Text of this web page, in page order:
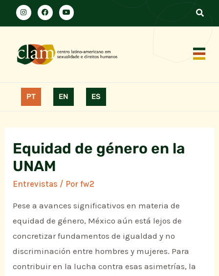
PT EN ES
Equidad de género en la
UNAM
Entrevistas / Porfw2
Pese a avances significativos en materia de
equidad de género, México aún está lejos de
concretizar fundamentos de igualdad y no
discriminación entre hombres y mujeres. Para
contribuir en la lucha contra esas asimetrías, la